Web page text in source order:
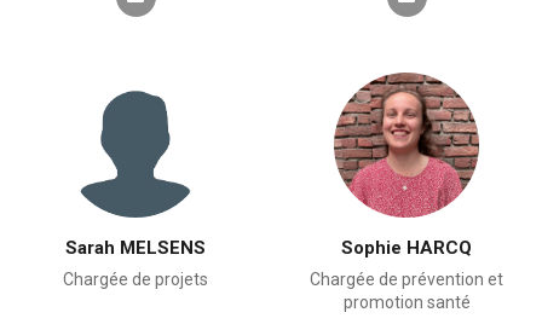
Sarah MELSENS
Chargée de projets
Sophie HARCQ
Chargée de prévention et
promotion santé